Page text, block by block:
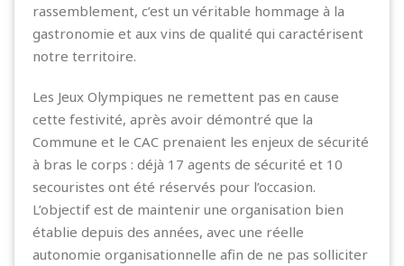
rassemblement, c’est un véritable hommage à la
gastronomie et aux vins de qualité qui caractérisent
notre territoire.
Les Jeux Olympiques ne remettent pas en cause
cette festivité, après avoir démontré que la
Commune et le CAC prenaient les enjeux de sécurité
à bras le corps : déjà 17 agents de sécurité et 10
secouristes ont été réservés pour l’occasion.
L’objectif est de maintenir une organisation bien
établie depuis des années, avec une réelle
autonomie organisationnelle afin de ne pas solliciter